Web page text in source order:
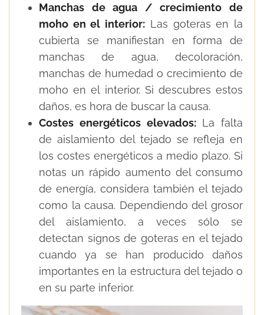
Manchas de agua / crecimiento de
moho en el interior: Las goteras en la
cubierta se manifiestan en forma de
manchas de agua, decoloración,
manchas de humedad o crecimiento de
moho en el interior. Si descubres estos
daños, es hora de buscar la causa.
Costes energéticos elevados:La falta
de aislamiento del tejado se refleja en
los costes energéticos a medio plazo. Si
notas un rápido aumento del consumo
de energía, considera también el tejado
como la causa. Dependiendo del grosor
del aislamiento, a veces sólo se
detectan signos de goteras en el tejado
cuando ya se han producido daños
importantes en la estructura del tejado o
en su parte inferior.